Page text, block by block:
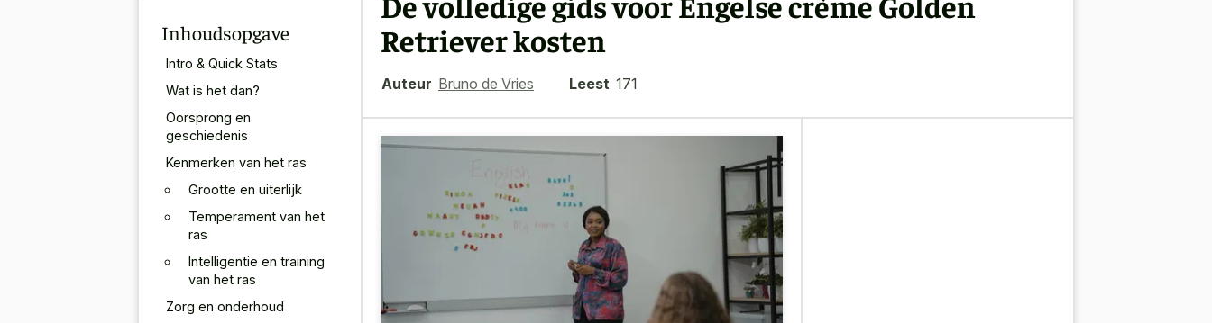
Inhoudsopgave
Intro & Quick Stats
Wat is het dan?
Oorsprong en
geschiedenis
Kenmerken van het ras
Grootte en uiterlijk
Temperament van het
ras
Intelligentie en training
van het ras
Zorg en onderhoud
Retriever kosten
Auteur Bruno de Vries Leest 171